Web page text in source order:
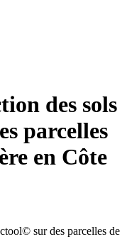
des sols
parcelles
en Côte